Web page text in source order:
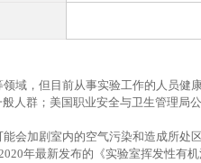
域，但目前从事实验工作的人员健
人群；美国职业安全与卫生管理局
会加剧室内的空气污染和造成所处
年最新发布的《实验室挥发性有机